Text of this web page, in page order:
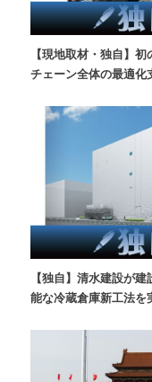
【現地取材・独自】
チェーン全体の最適化
【独自】清水建設が
能な冷蔵倉庫新工法を